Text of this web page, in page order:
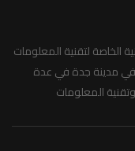
لتقنية المعلومات
الشركة في مدينة جدة في عدة
المعلومات